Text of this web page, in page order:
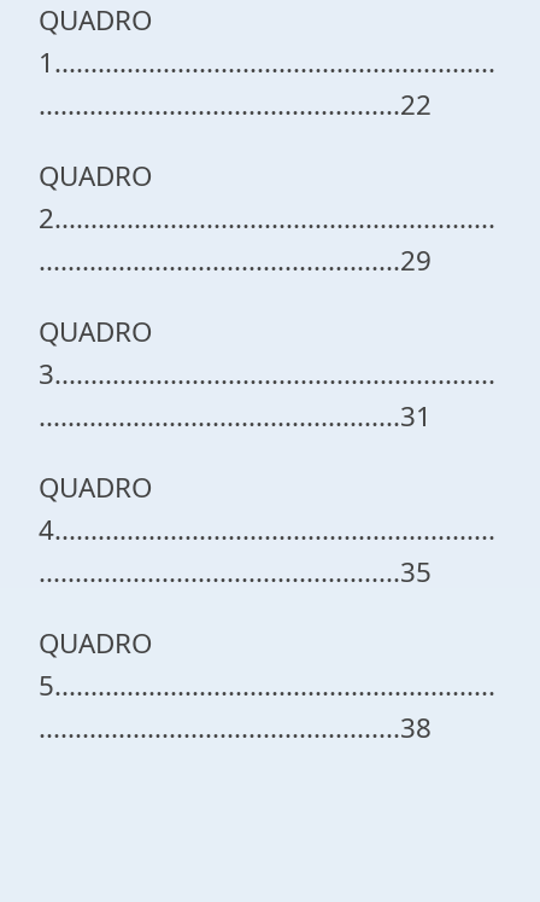
QUADRO
1.............................................................
..................................................22
QUADRO
2.............................................................
..................................................29
QUADRO
3.............................................................
..................................................31
QUADRO
4.............................................................
..................................................35
QUADRO
5.............................................................
..................................................38